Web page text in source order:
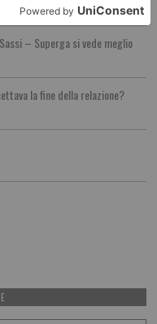
– Superga si vede meglio
la fine della relazione?